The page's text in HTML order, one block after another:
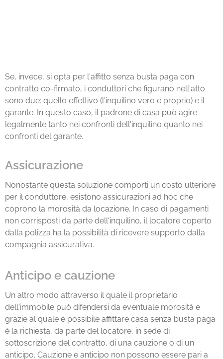
Se, invece, si opta per l'affitto senza busta paga con
contratto co-firmato, i conduttori che figurano nell'atto
sono due: quello effettivo (l'inquilino vero e proprio) e il
garante. In questo caso, il padrone di casa può agire
legalmente tanto nei confronti dell'inquilino quanto nei
confronti del garante.
Assicurazione
Nonostante questa soluzione comporti un costo ulteriore
per il conduttore, esistono assicurazioni ad hoc che
coprono la morosità da locazione. In caso di pagamenti
non corrisposti da parte dell'inquilino, il locatore coperto
dalla polizza ha la possibilità di ricevere supporto dalla
compagnia assicurativa.
Anticipo e cauzione
Un altro modo attraverso il quale il proprietario
dell'immobile può difendersi da eventuale morosità e
grazie al quale è possibile affittare casa senza busta paga
è la richiesta, da parte del locatore, in sede di
sottoscrizione del contratto, di una cauzione o di un
anticipo. Cauzione e anticipo non possono essere pari a